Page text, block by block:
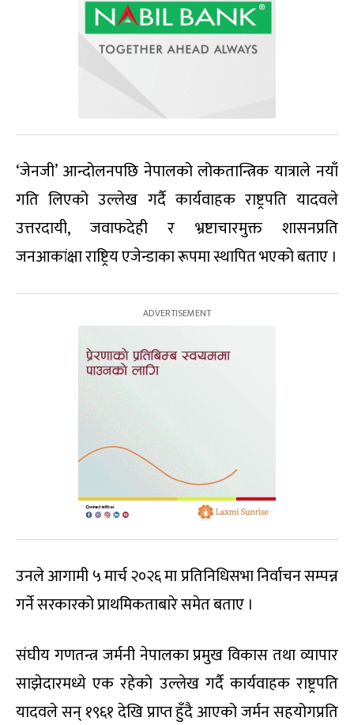
‘जेनजी’ आन्दोलनपछि नेपालको लोकतान्त्रिक यात्राले नयाँ
गति लिएको उल्लेख गर्दै कार्यवाहक राष्ट्रपति यादवले
उत्तरदायी, जवाफदेही र भ्रष्टाचारमुक्त शासनप्रति
जनआकांक्षा राष्ट्रिय एजेन्डाका रूपमा स्थापित भएको बताए ।
उनले आगामी ५ मार्च २०२६ मा प्रतिनिधिसभा निर्वाचन सम्पन्न
गर्ने सरकारको प्राथमिकताबारे समेत बताए ।
संघीय गणतन्त्र जर्मनी नेपालका प्रमुख विकास तथा व्यापार
साझेदारमध्ये एक रहेको उल्लेख गर्दै कार्यवाहक राष्ट्रपति
यादवले सन् १९६१ देखि प्राप्त हुँदै आएको जर्मन सहयोगप्रति